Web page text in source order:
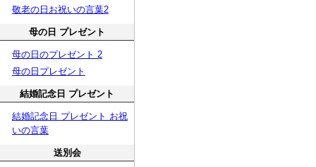
敬老の日お祝いの言葉2
母の日 プレゼント
母の日のプレゼント 2
母の日プレゼント
結婚記念日 プレゼント
結婚記念日 プレゼント お祝
いの言葉
送別会